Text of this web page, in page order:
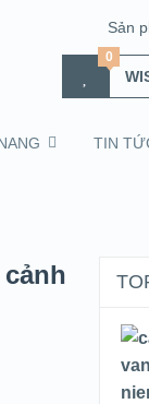
Sản
0
TIN